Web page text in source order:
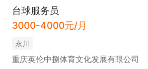
台球服务员
3000-4000元/月
永川
重庆英伦中捌体育文化发展有限公司